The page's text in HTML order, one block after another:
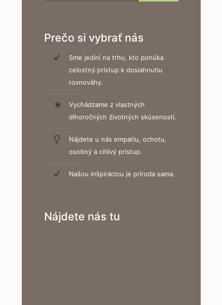
Prečo si vybrať nás
Sme jediní na trhu, kto ponúka
celostný prístup k dosiahnutiu
rovnováhy.
Vychádzame z vlastných
dlhoročných životných skúseností.
Nájdete u nás empatiu, ochotu,
osobný a citlivý prístup.
Našou inšpiráciou je príroda sama.
Nájdete nás tu